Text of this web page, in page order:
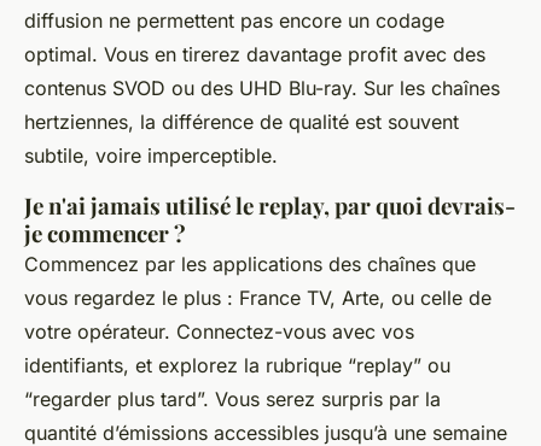
diffusion ne permettent pas encore un codage
optimal. Vous en tirerez davantage profit avec des
contenus SVOD ou des UHD Blu-ray. Sur les chaînes
hertziennes, la différence de qualité est souvent
subtile, voire imperceptible.
Je n'ai jamais utilisé le replay, par quoi devrais-
je commencer ?
Commencez par les applications des chaînes que
vous regardez le plus : France TV, Arte, ou celle de
votre opérateur. Connectez-vous avec vos
identifiants, et explorez la rubrique “replay” ou
“regarder plus tard”. Vous serez surpris par la
quantité d’émissions accessibles jusqu’à une semaine